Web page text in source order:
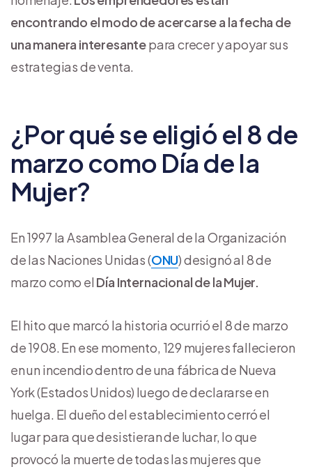
encontrando el modo de acercarse a la fecha de
una manera interesantepara crecer y apoyar sus
estrategias de venta.
¿Por qué se eligió el 8 de
marzo como Día de la
Mujer?
En 1997 la Asamblea General de la Organización
de las Naciones Unidas (ONU) designó al 8 de
marzo como el Día Internacional de la Mujer.
El hito que marcó la historia ocurrió el 8 de marzo
de 1908. En ese momento, 129 mujeres fallecieron
en un incendio dentro de una fábrica de Nueva
York (Estados Unidos) luego de declararse en
huelga. El dueño del establecimiento cerró el
lugar para que desistieran de luchar, lo que
provocó la muerte de todas las mujeres que